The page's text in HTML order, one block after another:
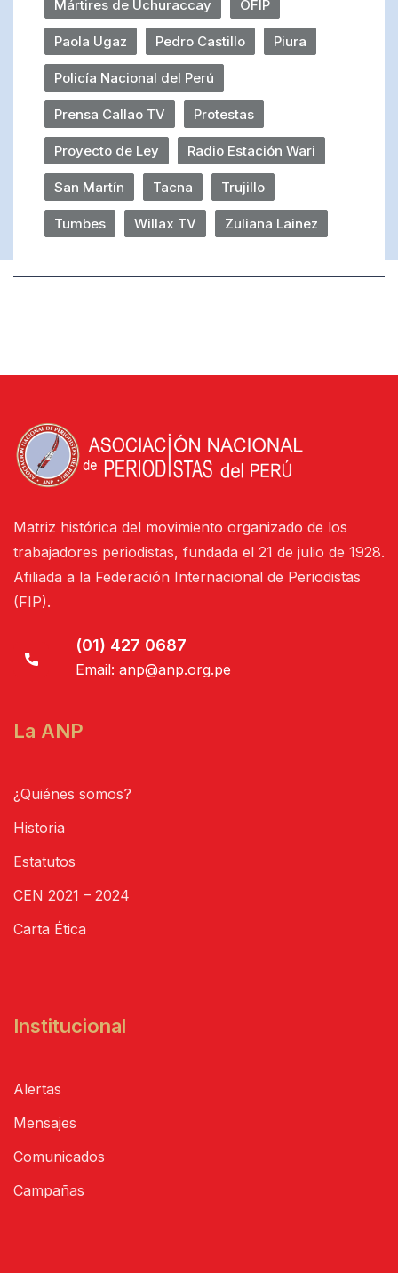
Mártires de Uchuraccay OFIP
Paola Ugaz Pedro Castillo Piura
Policía Nacional del Perú
Prensa Callao TV Protestas
Proyecto de Ley Radio Estación Wari
San Martín Tacna Trujillo
Tumbes Willax TV Zuliana Lainez
Matriz histórica del movimiento organizado de los
trabajadores periodistas, fundada el 21 de julio de 1928.
Afiliada a la Federación Internacional de Periodistas
(FIP).
(01) 427 0687
Email: anp@anp.org.pe
La ANP
¿Quiénes somos?
Historia
Estatutos
CEN 2021 – 2024
Carta Ética
Institucional
Alertas
Mensajes
Comunicados
Campañas